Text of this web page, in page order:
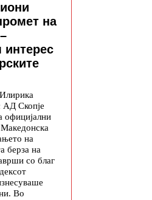
на
интерес
АД Скопје
официјални
на
берза на
со благ
Во